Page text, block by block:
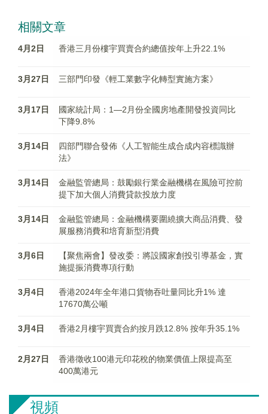
相關文章
4月2日 香港三月份樓宇買賣合約總值按年上升22.1%
3月27日 三部門印發《輕工業數字化轉型實施方案》
3月17日
國家統計局：1—2月份全國房地產開發投資同比
下降9.8%
3月14日
四部門聯合發佈《人工智能生成合成内容標識辦
法》
3月14日
金融監管總局：鼓勵銀行業金融機構在風險可控前
提下加大個人消費貸款投放力度
3月14日
金融監管總局：金融機構要圍繞擴大商品消費、發
展服務消費和培育新型消費
3月6日
【聚焦兩會】發改委：將設國家創投引導基金，實
施提振消費專項行動
3月4日
香港2024年全年港口貨物吞吐量同比升1% 達
17670萬公噸
3月4日 香港2月樓宇買賣合約按月跌12.8% 按年升35.1%
2月27日
香港徵收100港元印花稅的物業價值上限提高至
400萬港元
視頻